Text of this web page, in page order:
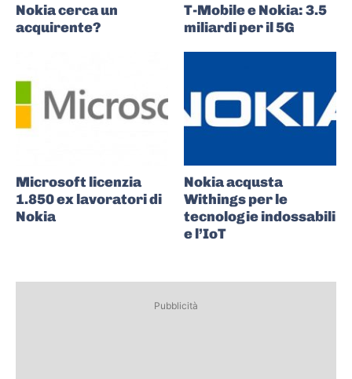
Nokia cerca un
acquirente?
T-Mobile e Nokia: 3.5
miliardi per il 5G
Microsoft licenzia
1.850 ex lavoratori di
Nokia
Nokia acqusta
Withings per le
tecnologie indossabili
e l’IoT
Pubblicità